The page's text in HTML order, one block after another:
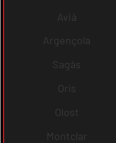
Avià
Argençola
Sagàs
Orís
Olost
Montclar